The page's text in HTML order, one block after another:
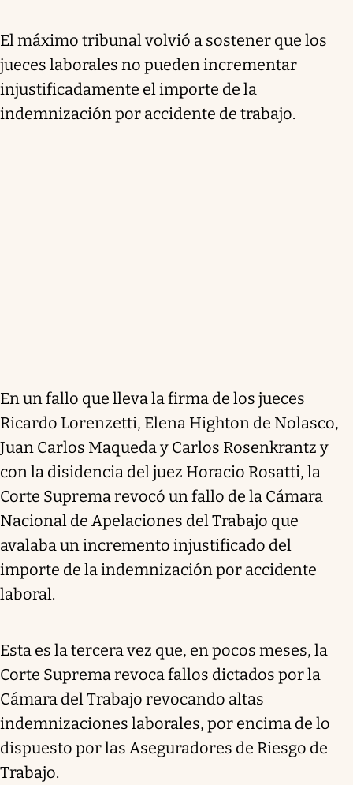
El máximo tribunal volvió a sostener que los
jueces laborales no pueden incrementar
injustificadamente el importe de la
indemnización por accidente de trabajo.
En un fallo que lleva la firma de los jueces
Ricardo Lorenzetti, Elena Highton de Nolasco,
Juan Carlos Maqueda y Carlos Rosenkrantz y
con la disidencia del juez Horacio Rosatti, la
Corte Suprema revocó un fallo de la Cámara
Nacional de Apelaciones del Trabajo que
avalaba un incremento injustificado del
importe de la indemnización por accidente
laboral.
Esta es la tercera vez que, en pocos meses, la
Corte Suprema revoca fallos dictados por la
Cámara del Trabajo revocando altas
indemnizaciones laborales, por encima de lo
dispuesto por las Aseguradores de Riesgo de
Trabajo.